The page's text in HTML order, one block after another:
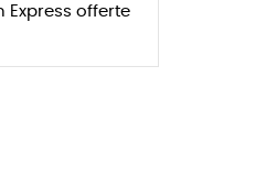
Express offerte